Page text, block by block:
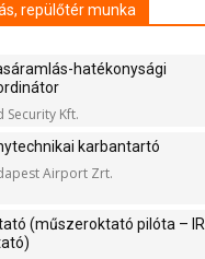
repülőtér munka
hatékonysági
Security Kft.
karbantartó
Airport Zrt.
(műszeroktató pilóta – IR